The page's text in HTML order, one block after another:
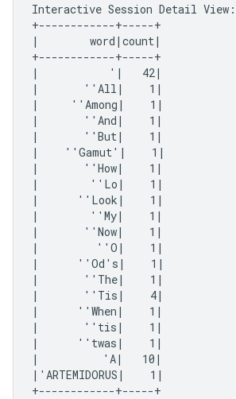
Interactive Session Detail View:
+------------+-----+
|        word|count|
+------------+-----+
|           '|   42|
|       ''All|    1|
|     ''Among|    1|
|       ''And|    1|
|       ''But|    1|
|    ''Gamut'|    1|
|       ''How|    1|
|        ''Lo|    1|
|      ''Look|    1|
|        ''My|    1|
|       ''Now|    1|
|         ''O|    1|
|      ''Od's|    1|
|       ''The|    1|
|       ''Tis|    4|
|      ''When|    1|
|       ''tis|    1|
|      ''twas|    1|
|          'A|   10|
|'ARTEMIDORUS|    1|
+------------+-----+